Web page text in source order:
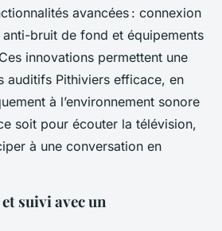
avancées : connexion
bruit de fond et équipements
innovations permettent une
auditifs Pithiviers efficace, en
à l’environnement sonore
soit pour écouter la télévision,
à une conversation en
suivi avec un